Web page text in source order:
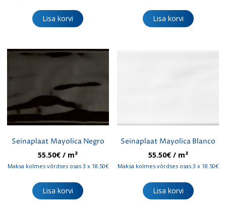
Lisa korvi Lisa korvi
Seinaplaat Mayolica Negro
55.50€ / m²
Maksa kolmes võrdses osas 3 x 18.50€
Lisa korvi
Seinaplaat Mayolica Blanco
55.50€/ m²
Maksa kolmes võrdses osas 3 x 18.50€
Lisa korvi